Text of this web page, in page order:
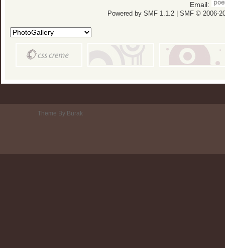
Email:
Powered by SMF 1.1.2| SMF © 2006-
Theme By Burak